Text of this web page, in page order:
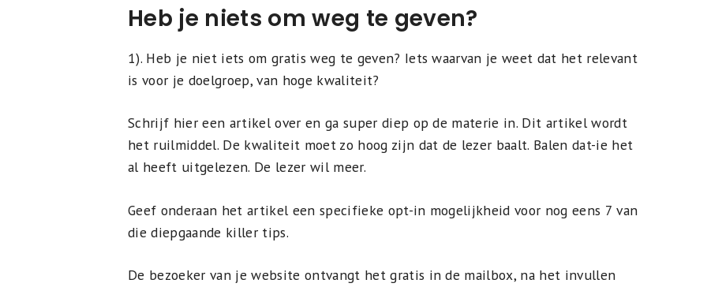
Heb je niets om weg te geven?
1). Heb je niet iets om gratis weg te geven? Iets waarvan je weet dat het relevant
is voor je doelgroep, van hoge kwaliteit?
Schrijf hier een artikel over en ga super diep op de materie in. Dit artikel wordt
het ruilmiddel. De kwaliteit moet zo hoog zijn dat de lezer baalt. Balen dat-ie het
al heeft uitgelezen. De lezer wil meer.
Geef onderaan het artikel een specifieke opt-in mogelijkheid voor nog eens 7 van
die diepgaande killer tips.
De bezoeker van je website ontvangt het gratis in de mailbox, na het invullen